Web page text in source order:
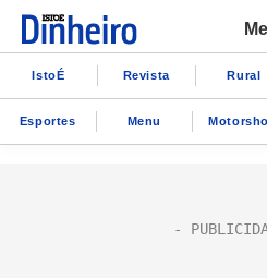
IstoÉ Revista Rural
Esportes Menu